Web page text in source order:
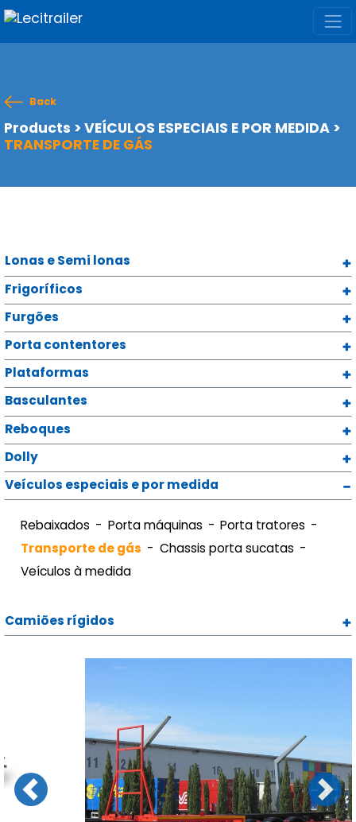
Back
Products > VEÍCULOS ESPECIAIS E POR MEDIDA >
TRANSPORTE DE GÁS
Lonas e Semi lonas
Frigoríficos
Furgões
Porta contentores
Plataformas
Basculantes
Reboques
Dolly
Veículos especiais e por medida
Rebaixados Porta máquinas
Porta tratores
Transporte de gás
Chassis porta sucatas
Veículos à medida
Camiões rígidos
Previous Next